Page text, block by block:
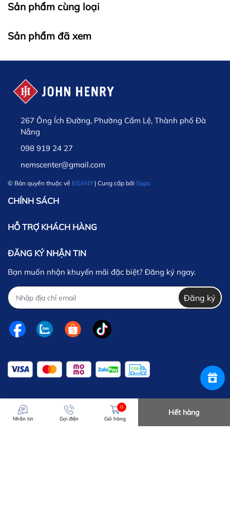
Sản phẩm cùng loại
Sản phẩm đã xem
267 Ông Ích Đường, Phường Cẩm Lệ, Thành phố Đà
Nẵng
098 919 24 27
nemscenter@gmail.com
© Bản quyền thuộc về EGANY | Cung cấp bởi Sapo
CHÍNH SÁCH
HỖ TRỢ KHÁCH HÀNG
ĐĂNG KÝ NHẬN TIN
Bạn muốn nhận khuyến mãi đặc biệt? Đăng ký ngay.
Đăng ký
Nhắn tin Gọi điện
0
Giỏ hàng
Hết hàng